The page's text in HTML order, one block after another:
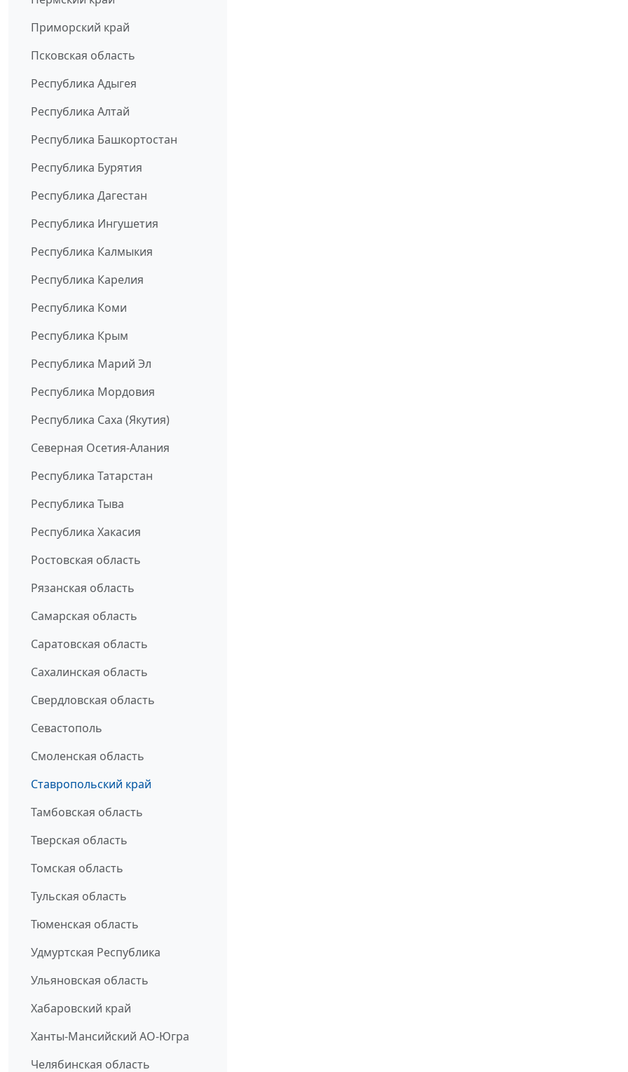
Приморский край
Псковская область
Республика Адыгея
Республика Алтай
Республика Башкортостан
Республика Бурятия
Республика Дагестан
Республика Ингушетия
Республика Калмыкия
Республика Карелия
Республика Коми
Республика Крым
Республика Марий Эл
Республика Мордовия
Республика Саха (Якутия)
Северная Осетия-Алания
Республика Татарстан
Республика Тыва
Республика Хакасия
Ростовская область
Рязанская область
Самарская область
Саратовская область
Сахалинская область
Свердловская область
Севастополь
Смоленская область
Ставропольский край
Тамбовская область
Тверская область
Томская область
Тульская область
Тюменская область
Удмуртская Республика
Ульяновская область
Хабаровский край
Ханты-Мансийский АО-Югра
Челябинская область